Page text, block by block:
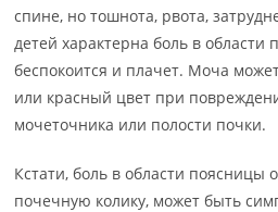
спине, но тошнота, рвота,
детей характерна боль в области
беспокоится и плачет. Моча
или красный цвет при
мочеточника или полости почки.
Кстати, боль в области
почечную колику, может быть